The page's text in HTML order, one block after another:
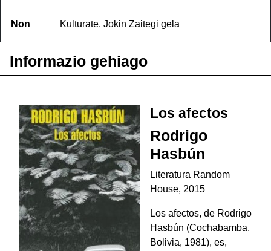
Non Kulturate. Jokin Zaitegi gela
Informazio gehiago
Los afectos
Rodrigo
Hasbún
Literatura Random
House, 2015
Los afectos, de Rodrigo
Hasbún (Cochabamba,
Bolivia, 1981), es,